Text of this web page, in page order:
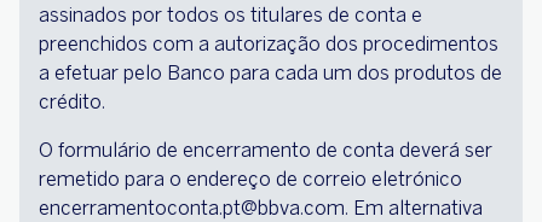
assinados por todos os titulares de conta e
preenchidos com a autorização dos procedimentos
a efetuar pelo Banco para cada um dos produtos de
crédito.
O formulário de encerramento de conta deverá ser
remetido para o endereço de correio eletrónico
encerramentoconta.pt@bbva.com. Em alternativa